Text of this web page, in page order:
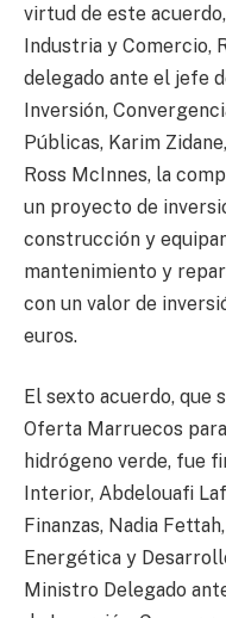
virtud de este
Industria y Comercio,
delegado ante el jefe
Inversión,
Públicas, Karim
Ross McInnes, la
un proyecto de
construcción y
mantenimiento y
con un valor de
euros.
El sexto acuerdo, que
Oferta Marruecos
hidrógeno verde, fue
Interior, Abdelouafi
Finanzas, Nadia
Energética y
Ministro Delegado